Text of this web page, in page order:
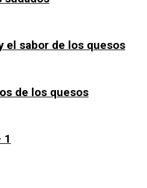
el sabor de los quesos
de los quesos
1